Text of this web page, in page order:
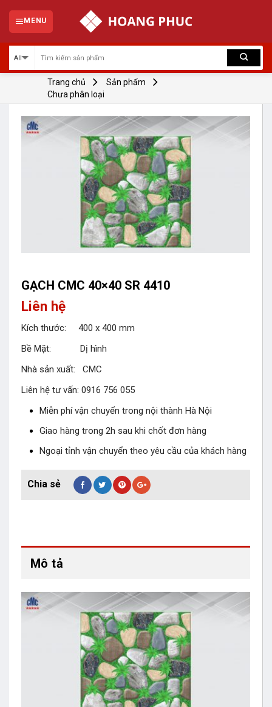
content
MENU
Trang chủ
Sản phẩm
Chưa phân loại
GẠCH CMC 40×40 SR 4410
Liên hệ
Kích thước: 400 x 400 mm
Bề Mặt: Dị hình
Nhà sản xuất: CMC
Liên hệ tư vấn: 0916 756 055
Miễn phí vận chuyển trong nội thành Hà Nội
Giao hàng trong 2h sau khi chốt đơn hàng
Ngoại tỉnh vận chuyển theo yêu cầu của khách hàng
Mô tả